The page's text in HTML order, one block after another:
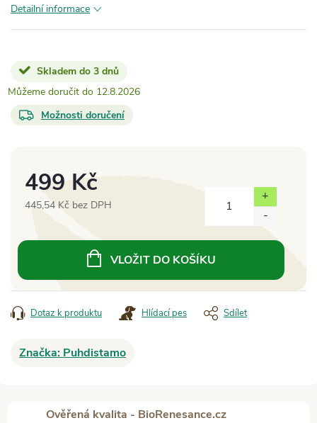
Detailní informace
Skladem do 3 dnů
12.8.2026
Možnosti doručení
499 Kč
445,54 Kč bez DPH
cena:
VLOŽIT DO KOŠÍKU
Dotaz k produktu Hlídací pes Sdílet
Značka: Puhdistamo
Ověřená kvalita - BioRenesance.cz